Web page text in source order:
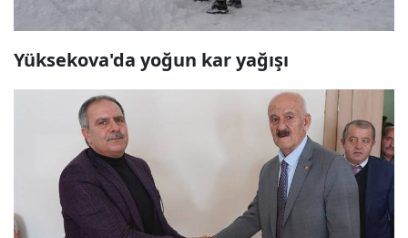
Yüksekova'da yoğun kar yağışı